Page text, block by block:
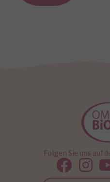
Folgen Sie uns auf